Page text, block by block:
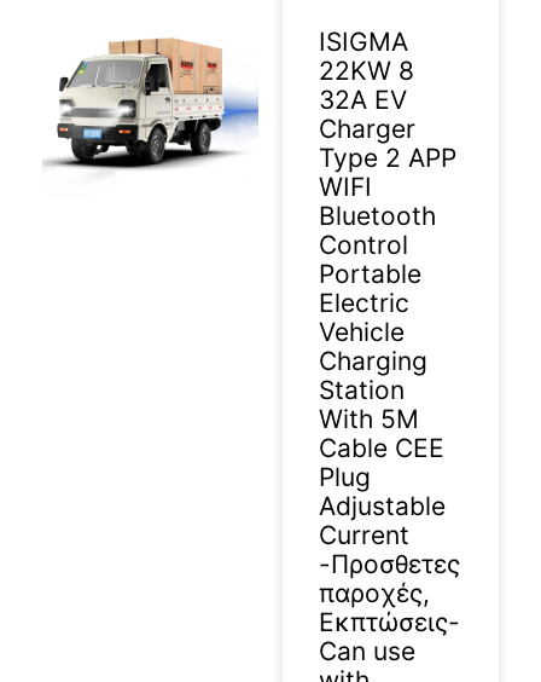
ISIGMA
22KW 8
32A EV
Charger
Type 2 APP
WIFI
Bluetooth
Control
Portable
Electric
Vehicle
Charging
Station
With 5M
Cable CEE
Plug
Adjustable
Current
-Προσθετες
παροχές,
Εκπτώσεις-
Can use